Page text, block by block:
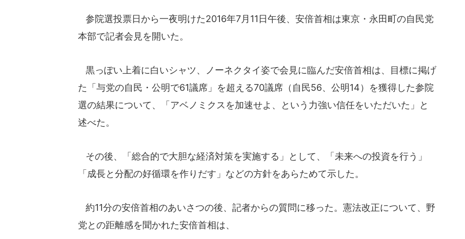
参院選投票日から一夜明けた2016年7月11日午後、安倍首相は東京・永田町の自民党
本部で記者会見を開いた。
黒っぽい上着に白いシャツ、ノーネクタイ姿で会見に臨んだ安倍首相は、目標に掲げ
た「与党の自民・公明で61議席」を超える70議席（自民56、公明14）を獲得した参院
選の結果について、「アベノミクスを加速せよ、という力強い信任をいただいた」と
述べた。
その後、「総合的で大胆な経済対策を実施する」として、「未来への投資を行う」
「成長と分配の好循環を作りだす」などの方針をあらためて示した。
約11分の安倍首相のあいさつの後、記者からの質問に移った。憲法改正について、野
党との距離感を聞かれた安倍首相は、